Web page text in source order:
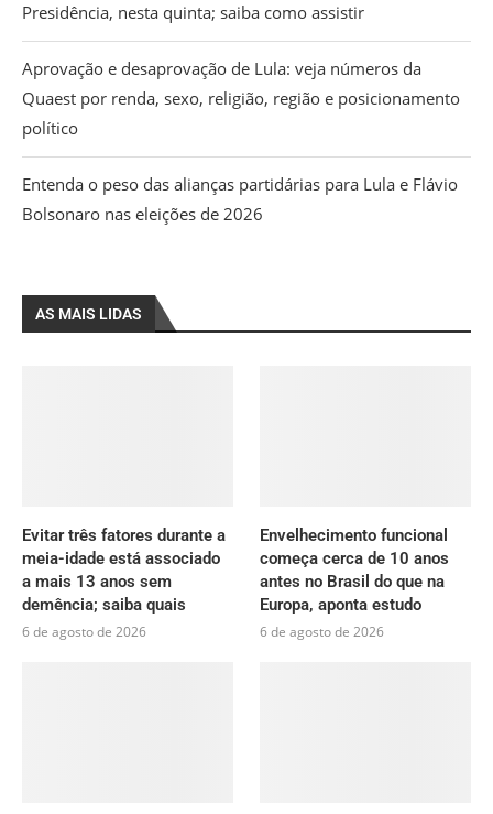
Presidência, nesta quinta; saiba como assistir
Aprovação e desaprovação de Lula: veja números da
Quaest por renda, sexo, religião, região e posicionamento
político
Entenda o peso das alianças partidárias para Lula e Flávio
Bolsonaro nas eleições de 2026
AS MAIS LIDAS
Evitar três fatores durante a
meia-idade está associado
a mais 13 anos sem
demência; saiba quais
6 de agosto de 2026
Envelhecimento funcional
começa cerca de 10 anos
antes no Brasil do que na
Europa, aponta estudo
6 de agosto de 2026